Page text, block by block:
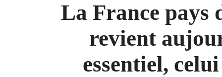
La France pays
revient
essentiel,